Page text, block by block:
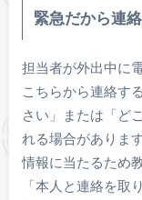
緊急だから連
担当者が外出中に
こちらから連絡す
さい」または「ど
れる場合がありま
情報に当たるため
「本人と連絡を取